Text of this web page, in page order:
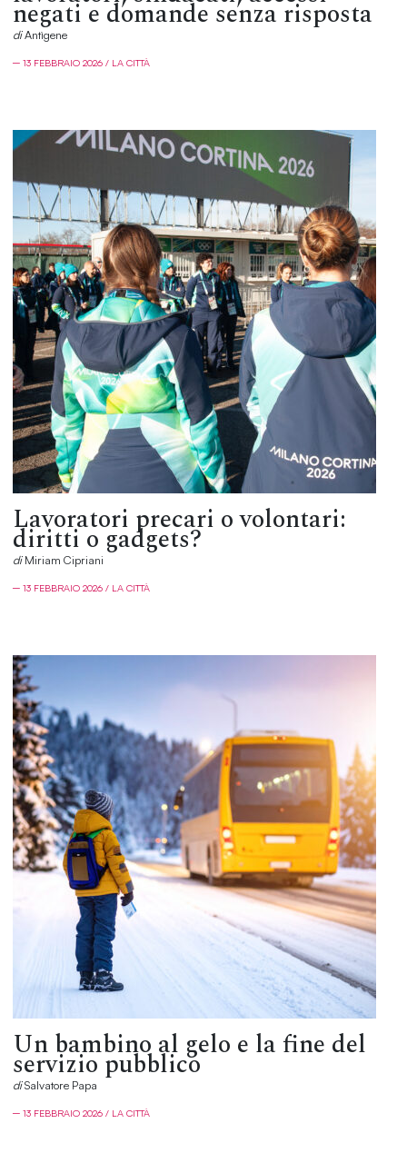
negati e domande senza risposta
diAntìgene
─ 13 FEBBRAIO 2026 / LA CITTÀ
Lavoratori precari o volontari:
diritti o gadgets?
diMiriam Cipriani
─ 13 FEBBRAIO 2026 / LA CITTÀ
Un bambino al gelo e la fine del
servizio pubblico
diSalvatore Papa
─ 13 FEBBRAIO 2026 / LA CITTÀ